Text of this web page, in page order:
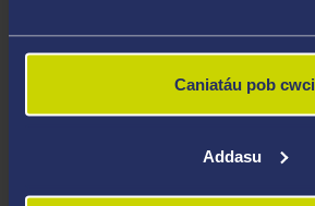
Caniatáu pob cwci
Addasu